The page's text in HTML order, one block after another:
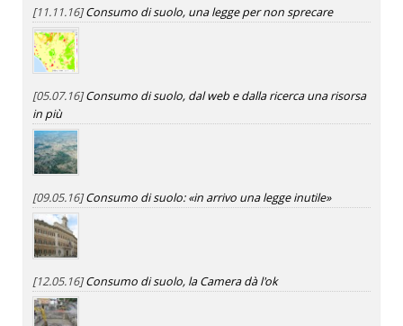
[11.11.16]Consumo di suolo, una legge per non sprecare
[05.07.16]Consumo di suolo, dal web e dalla ricerca una risorsa
in più
[09.05.16]Consumo di suolo: «in arrivo una legge inutile»
[12.05.16]Consumo di suolo, la Camera dà l'ok